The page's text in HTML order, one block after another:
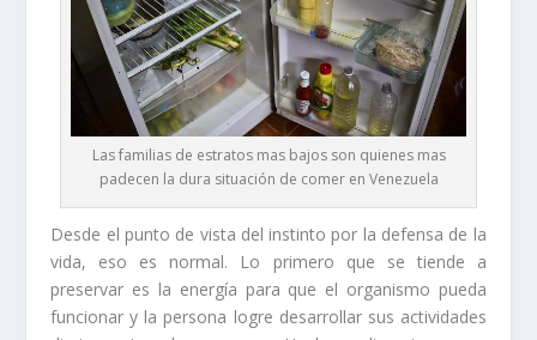
Las familias de estratos mas bajos son quienes mas
padecen la dura situación de comer en Venezuela
Desde el punto de vista del instinto por la defensa de la
vida, eso es normal. Lo primero que se tiende a
preservar es la energía para que el organismo pueda
funcionar y la persona logre desarrollar sus actividades